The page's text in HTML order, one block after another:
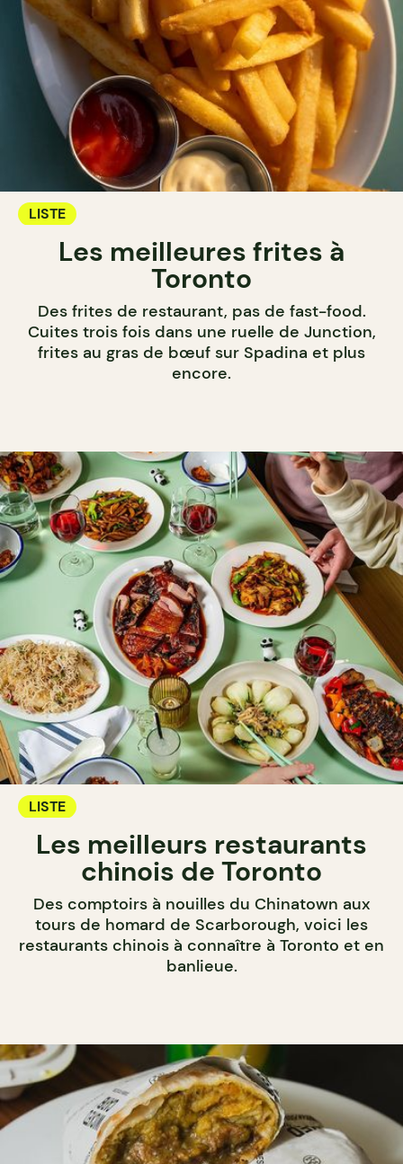
LISTE
Les meilleures frites à
Toronto
Des frites de restaurant, pas de fast-food.
Cuites trois fois dans une ruelle de Junction,
frites au gras de bœuf sur Spadina et plus
encore.
LISTE
Les meilleurs restaurants
chinois de Toronto
Des comptoirs à nouilles du Chinatown aux
tours de homard de Scarborough, voici les
restaurants chinois à connaître à Toronto et en
banlieue.